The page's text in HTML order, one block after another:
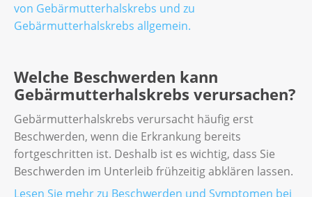
von Gebärmutterhalskrebs und zu
Gebärmutterhalskrebs allgemein.
Welche Beschwerden kann
Gebärmutterhalskrebs verursachen?
Gebärmutterhalskrebs verursacht häufig erst
Beschwerden, wenn die Erkrankung bereits
fortgeschritten ist. Deshalb ist es wichtig, dass Sie
Beschwerden im Unterleib frühzeitig abklären lassen.
Lesen Sie mehr zu Beschwerden und Symptomen bei